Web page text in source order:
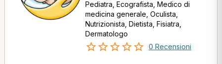
Pediatra, Ecografista, Medico di
medicina generale, Oculista,
Nutrizionista, Dietista, Fisiatra,
Dermatologo
0 Recensioni